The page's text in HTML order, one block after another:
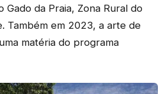
Gado da Praia, Zona Rural do
Também em 2023, a arte de
matéria do programa